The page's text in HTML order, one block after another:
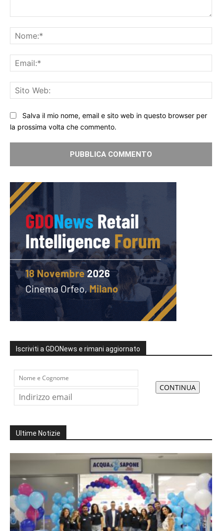
Salva il mio nome, email e sito web in questo browser per
la prossima volta che commento.
Iscriviti a GDONews e rimani aggiornato
Ultime Notizie